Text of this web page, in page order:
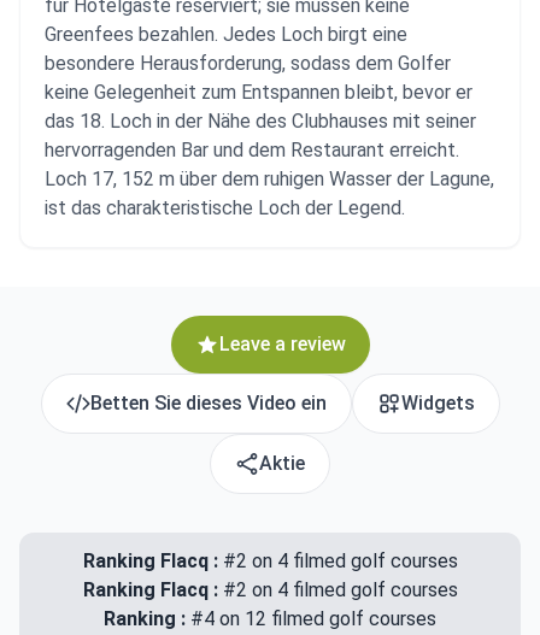
für Hotelgäste reserviert; sie müssen keine
Greenfees bezahlen. Jedes Loch birgt eine
besondere Herausforderung, sodass dem Golfer
keine Gelegenheit zum Entspannen bleibt, bevor er
das 18. Loch in der Nähe des Clubhauses mit seiner
hervorragenden Bar und dem Restaurant erreicht.
Loch 17, 152 m über dem ruhigen Wasser der Lagune,
ist das charakteristische Loch der Legend.
Leave a review
Betten Sie dieses Video ein Widgets
Aktie
Ranking Flacq :#2 on 4 filmed golf courses
Ranking Flacq : #2 on 4 filmed golf courses
Ranking : #4 on 12 filmed golf courses